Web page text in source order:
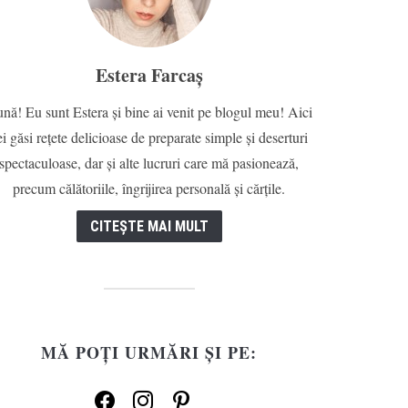
Estera Farcaș
Eu sunt Estera și bine ai venit pe blogul meu! Aici
găsi rețete delicioase de preparate simple și deserturi
spectaculoase, dar și alte lucruri care mă pasionează,
precum călătoriile, îngrijirea personală și cărțile.
CITEȘTE MAI MULT
MĂ POȚI URMĂRI ȘI PE:
facebookinstagrampinterest